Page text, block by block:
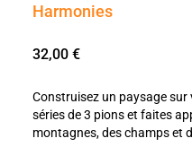
Harmonies
32,00 €
Construisez un paysage
séries de 3 pions et faites
montagnes, des champs et